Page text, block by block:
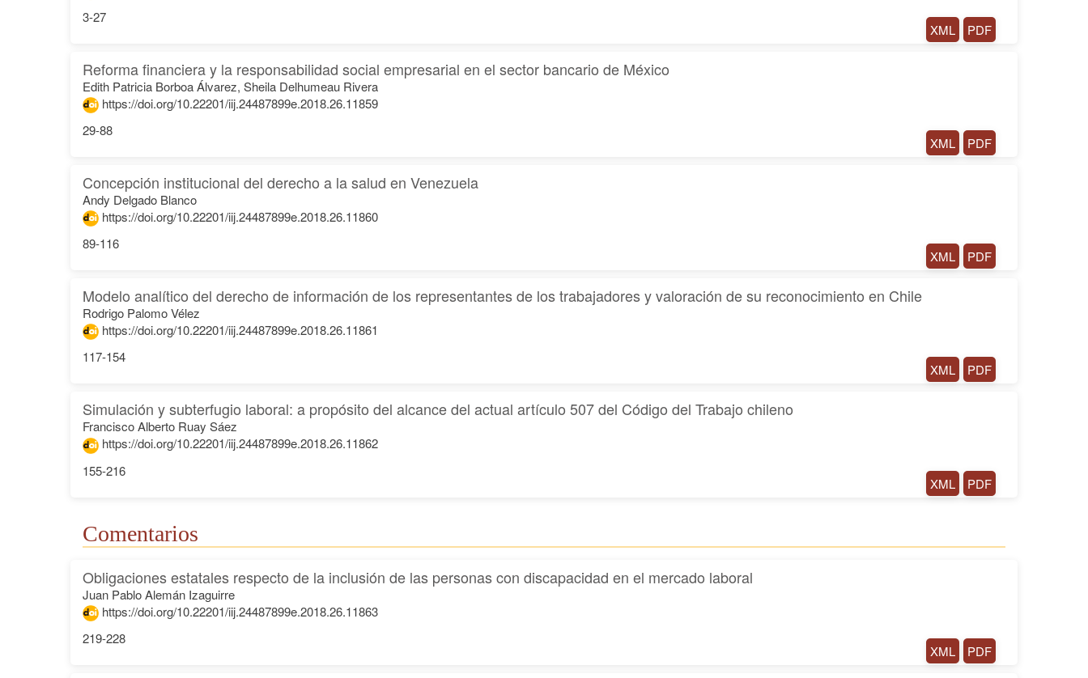
3-27
PDF
XML
Reforma financiera y la responsabilidad social empresarial en el sector bancario de México
Edith Patricia Borboa Álvarez, Sheila Delhumeau Rivera
https://doi.org/10.22201/iij.24487899e.2018.26.11859
29-88
PDF
XML
Concepción institucional del derecho a la salud en Venezuela
Andy Delgado Blanco
https://doi.org/10.22201/iij.24487899e.2018.26.11860
89-116
PDF
XML
Modelo analítico del derecho de información de los representantes de los trabajadores y valoración de su reconocimiento en Chile
Rodrigo Palomo Vélez
https://doi.org/10.22201/iij.24487899e.2018.26.11861
117-154
PDF
XML
Simulación y subterfugio laboral: a propósito del alcance del actual artículo 507 del Código del Trabajo chileno
Francisco Alberto Ruay Sáez
https://doi.org/10.22201/iij.24487899e.2018.26.11862
155-216
PDF
XML
Comentarios
Obligaciones estatales respecto de la inclusión de las personas con discapacidad en el mercado laboral
Juan Pablo Alemán Izaguirre
https://doi.org/10.22201/iij.24487899e.2018.26.11863
219-228
PDF
XML